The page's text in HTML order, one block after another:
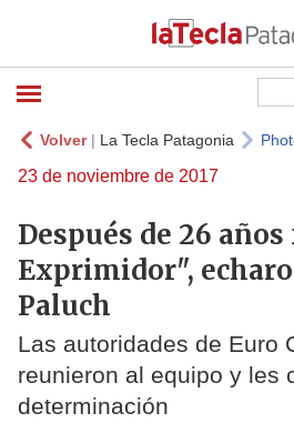
Volver| La Tecla Patagonia
23 de noviembre de 2017
Después de 26
Exprimidor",
Paluch
Las autoridades de Euro
reunieron al equipo y les
determinación